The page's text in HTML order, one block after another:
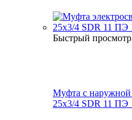
Быстрый просмотр
Муфта с наружной
25x3/4 SDR 11 ПЭ